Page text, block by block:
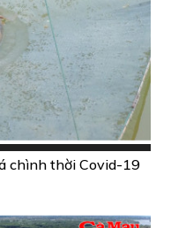
chình thời Covid-19